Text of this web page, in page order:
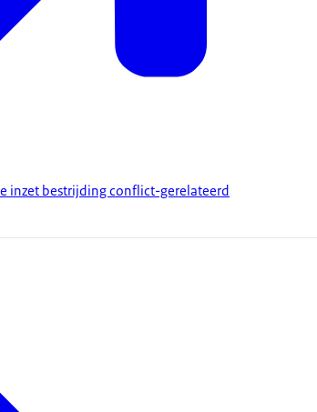
inzet bestrijding conflict-gerelateerd